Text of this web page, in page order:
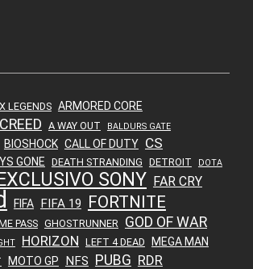
LEGENDS ARMORED CORE
A WAY OUT BALDURS GATE
BIOSHOCK CALL OF DUTY CS
GONE DEATH STRANDING DETROIT DOTA
SONY FAR CRY
FIFA FIFA 19 FORTNITE
PASS GHOSTRUNNER GOD OF WAR
HORIZON LEFT 4 DEAD MEGA MAN
MOTO GP NFS PUBG RDR